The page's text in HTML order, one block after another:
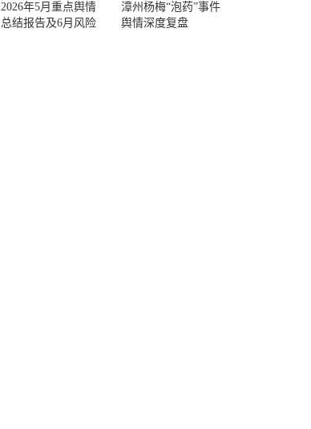
2026年5月重点舆情
总结报告及6月风险
漳州杨梅“泡药”事件
舆情深度复盘